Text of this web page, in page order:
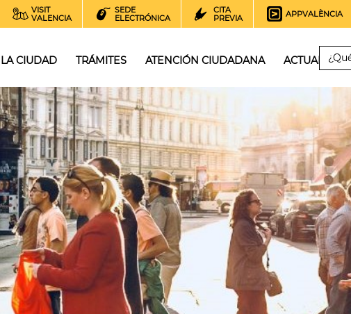
VISIT
VALENCIA
SEDE
ELECTRÓNICA
CITA
PREVIA
APPVALÈNCIA
LA CIUDAD TRÁMITES ATENCIÓN CIUDADANA ACTUALIDAD